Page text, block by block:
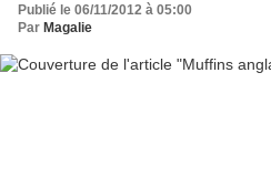
Publié le 06/11/2012 à 05:00
Par Magalie